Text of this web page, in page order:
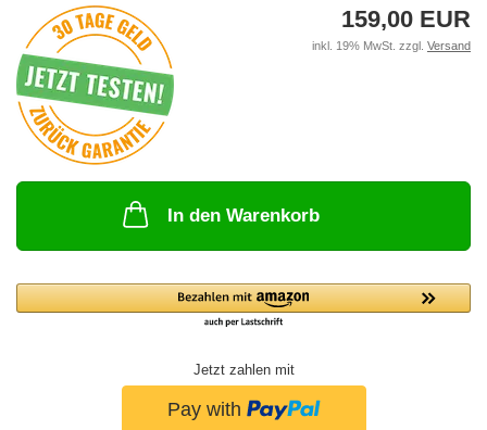
159,00 EUR
inkl. 19% MwSt. zzgl. Versand
In den Warenkorb
Jetzt zahlen mit